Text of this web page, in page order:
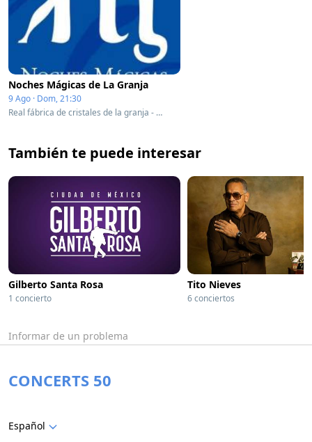
Noches Mágicas de La Granja
9 Ago · Dom, 21:30
Real fábrica de cristales de la granja - Real Sitio De San Ildefonso, Spain
También te puede interesar
Gilberto Santa Rosa
1 concierto
Tito Nieves
6 conciertos
Informar de un problema
CONCERTS 50
Español